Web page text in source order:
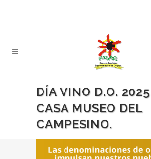
DÍA VINO D.O.
CASA MUSEO DEL
CAMPESINO.